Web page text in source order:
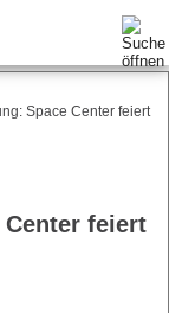
Space Center feiert
Center feiert